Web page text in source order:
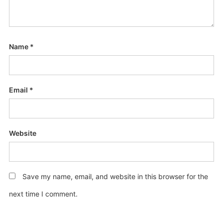
Name *
Email *
Website
Save my name, email, and website in this browser for the
next time I comment.